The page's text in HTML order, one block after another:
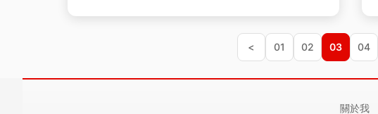
< 01 02 03 04
關於我